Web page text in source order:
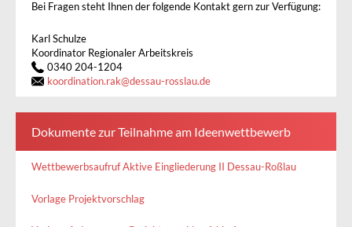
Bei Fragen steht Ihnen der folgende Kontakt gern zur Verfügung:
Karl Schulze
Koordinator Regionaler Arbeitskreis
0340 204-1204
koordination.rak@dessau-rosslau.de
Dokumente zur Teilnahme am Ideenwettbewerb
Wettbewerbsaufruf Aktive Eingliederung II Dessau-Roßlau
Vorlage Projektvorschlag